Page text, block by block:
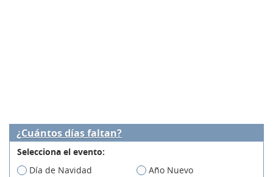
¿Cuántos días faltan?
Selecciona el evento:
Día de Navidad
Año Nuevo